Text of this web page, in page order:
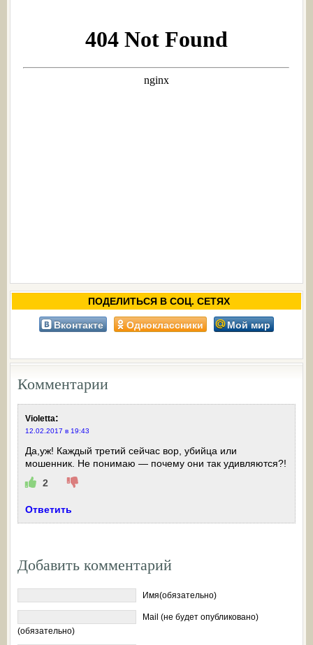
ПОДЕЛИТЬСЯ В СОЦ. СЕТЯХ
Вконтакте Одноклассники Мой мир
Комментарии
Violetta:
12.02.2017 в 19:43
Да,уж! Каждый третий сейчас вор, убийца или
мошенник. Не понимаю — почему они так удивляются?!
2
Ответить
Добавить комментарий
Имя(обязательно)
Mail (не будет опубликовано)
(обязательно)